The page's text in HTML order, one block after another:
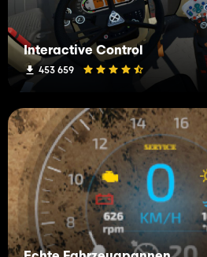
Interactive Control
453 659